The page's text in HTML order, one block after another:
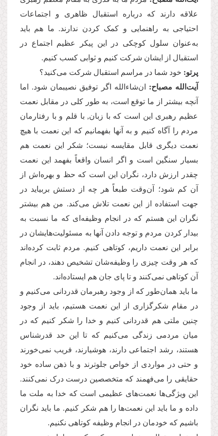
علاقه دارند که درباره استقبال ظاهری و اجتماعات
احتیاجی به راهنمایی و کمک کردن ندارند. ما هم باید
به‌عنوان سلول کوچکی در این پیکر عظیم اجتماع در
استقبال از ایشان شركت كنیم و ثوابی کسب کنیم.
پرتو: خود شما در مراسم استقبال شرکت می‌کنید؟
آیت‌الله مصباح: ان‌شاء‌الله اگر توفیق نصیبمان شود. اما
آنچه بیشتر از ما توقع است، به طور کلی در مقابل نعمت
عظیم رهبری این است که با زبان, با قلم و با رفتارمان
مردم را آگاه کنیم و به آنها بفهمانیم که این نعمت با هیچ
نعمت دیگری قابل مقایسه نیست؛ شکر این نعمت هم
بسیار سنگین است و اگر انسان واقعاً بفهمد این نعمت
چقدر ارزش دارد، نگران این است که حظ و بهره‌اش از
آن کم شود؛ آن‌وقت طبعاً هر چه از دستش بربیاید در
جهت استفاده از این نعمت تلاش می‌كند. من هم بیشتر
نگران این هستم که در انجام وظیفه‌ای که ما نسبت به
بیدار کردن مردم و توجه دادن آنها به مسئولیت‌هایشان در
برابر این نعمت داریم، کوتاهی کنیم. مردم ثابت کرده‌اند
که هر وقت چیزی را وظیفه‌شان تشخیص دهند، در انجام
آن کوتاهی نمی‌کنند و تا پای جان هم ایستاده‌اند.
ما باید همان‌طور که از وجود رهبرمان قدردانی می‌کنیم و
در مقام شکرگزاری از این نعمت هستیم، باید از وجود
چنین ملتی هم قدردانی کنیم و خدا را شکر کنیم که در
میان مردمی زندگی می‌کنیم که تا این حد قدرشناس
هستند، رشد اجتماعی دارند، هوشیارند، فریب نمی‌خورند
و حتی در مواردی از خواص جلوترند و با ذهن ساده خود
حقایقی را می‌فهمند که متخصصین درست درک نمی‌کنند.
این ویژگی‌ها نعمت‌های عظیمی است که خدا به ملت ما
داده و ما باید این نعمت‌ها را هم شکر کنیم. ما باید نگران
باشیم که خودمان در انجام وظیفه کوتاهی نکنیم.